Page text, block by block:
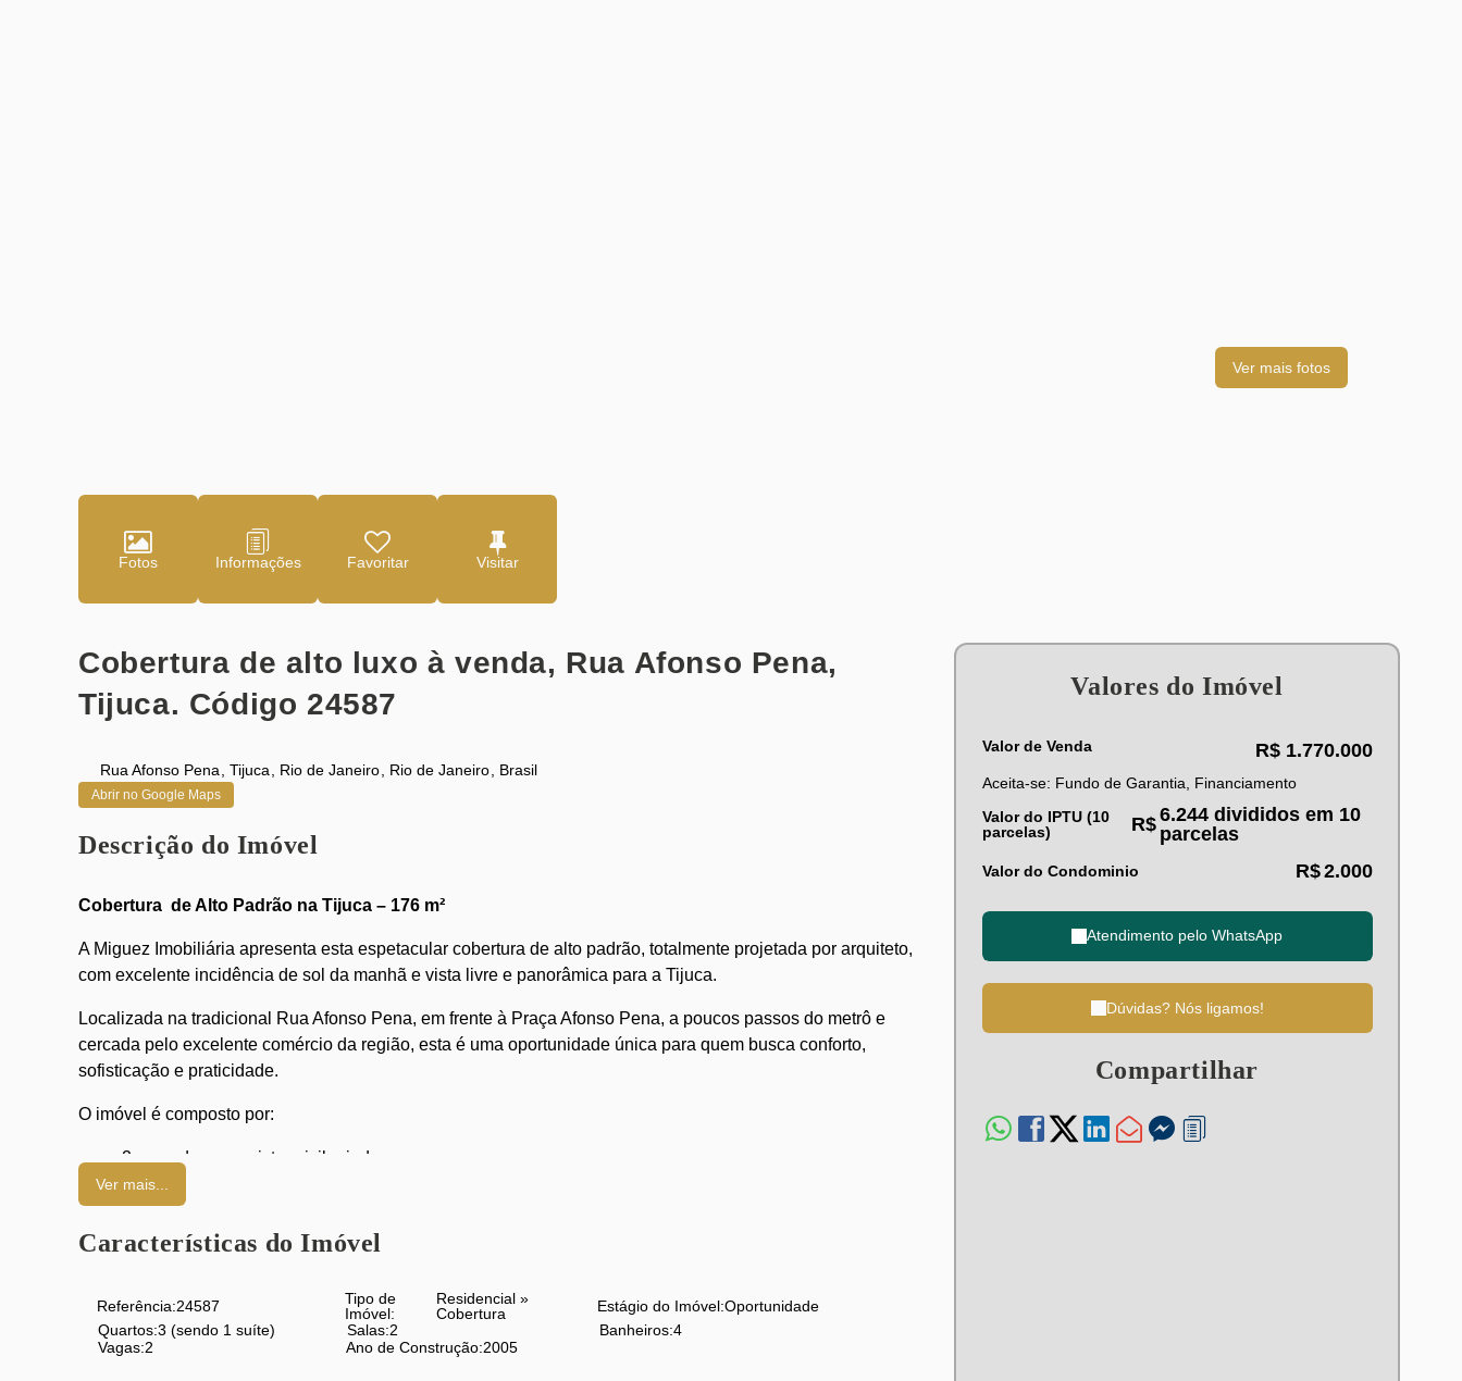
Fotos Favoritar
Cobertura de alto luxo à venda, Rua Afonso Pena,
Tijuca. Código 24587
Rua Afonso Pena Tijuca Rio de Janeiro Rio de Janeiro Brasil
Abrir no Google Maps
Descrição do Imóvel
Cobertura de Alto Padrão na Tijuca – 176 m²
A Miguez Imobiliária apresenta esta espetacular cobertura de alto padrão, totalmente projetada por arquiteto,
com excelente incidência de sol da manhã e vista livre e panorâmica para a Tijuca.
Localizada na tradicional Rua Afonso Pena, em frente à Praça Afonso Pena, a poucos passos do metrô e
cercada pelo excelente comércio da região, esta é uma oportunidade única para quem busca conforto,
sofisticação e praticidade.
O imóvel é composto por:
2 varandas com vista privilegiada;
Duas salas amplas e elegantes;
3 excelentes quartos, sendo 1 suíte com closet;
Banheiro social moderno e espaçoso;
Terraço privativo com sauna e churrasqueira;
Espaço com potencial para instalação de piscina;
Ver mais...
Características do Imóvel
Referência:24587
Tipo de
Imóvel:
Residencial »
Cobertura
Estágio do Imóvel:Oportunidade
Quartos:3 (sendo 1 suíte) Salas:2 Banheiros:4
Vagas:2 Ano de Construção:2005
Valores do Imóvel
R$1.770.000
Valor de Venda
Aceita-se: Fundo de Garantia, Financiamento
Valor do IPTU (10
parcelas)
R$6.244 divididos em 10
parcelas
Valor do Condominio R$2.000
Atendimento pelo WhatsApp
Dúvidas? Nós ligamos!
Compartilhar